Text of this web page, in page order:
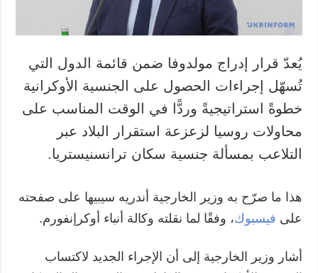
يُعدّ قرار إدراج مولدوفا ضمن قائمة الدول التي
تُسهّل إجراءات الحصول على الجنسية الأوكرانية
خطوةً استراتيجيةً وردًّا في الوقت المناسب على
محاولات روسيا لزعزعة استقرار البلاد عبر
التلاعب بمسألة جنسية سكان ترانسنيستريا.
هذا ما صرّح به وزير الخارجية أندريه سيبيها على صفحته
على فيسبوك، وفقًا لما نقلته وكالة أنباء أوكرإنفورم.
أشار وزير الخارجية إلى أن الإجراء الجديد لاكتساب